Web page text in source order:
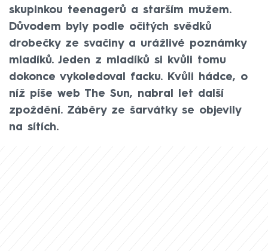
skupinkou teenagerů a starším mužem.
Důvodem byly podle očitých svědků
drobečky ze svačiny a urážlivé poznámky
mladíků. Jeden z mladíků si kvůli tomu
dokonce vykoledoval facku. Kvůli hádce, o
níž píše web The Sun, nabral let další
zpoždění. Záběry ze šarvátky se objevily
na sítích.